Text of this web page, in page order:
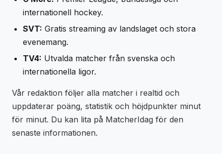
internationell hockey.
SVT: Gratis streaming av landslaget och stora
evenemang.
TV4: Utvalda matcher från svenska och
internationella ligor.
Vår redaktion följer alla matcher i realtid och
uppdaterar poäng, statistik och höjdpunkter minut
för minut. Du kan lita på MatcherIdag för den
senaste informationen.